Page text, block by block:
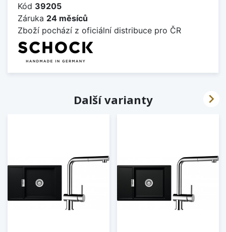
Kód 39205
Záruka 24 měsíců
Zboží pochází z oficiální distribuce pro ČR
Další varianty 